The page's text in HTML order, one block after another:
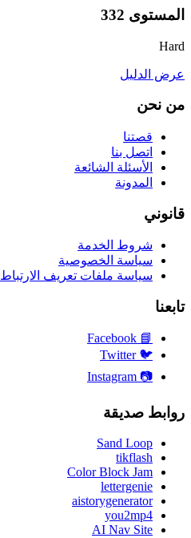
المستوى 332
Hard
عرض الدليل
من نحن
قصتنا
اتصل بنا
الأسئلة الشائعة
المدونة
قانوني
شروط الخدمة
سياسة الخصوصية
سياسة ملفات تعريف الارتباط
تابعنا
📘
🐦
Twitter
📷
روابط صديقة
Sand Loop
tikflash
Color Block Jam
lettergenie
aistorygenerator
you2mp4
AI Nav Site